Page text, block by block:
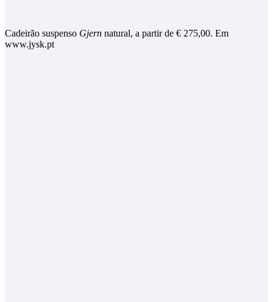
Cadeirão suspenso Gjern natural, a partir de € 275,00. Em
www.jysk.pt